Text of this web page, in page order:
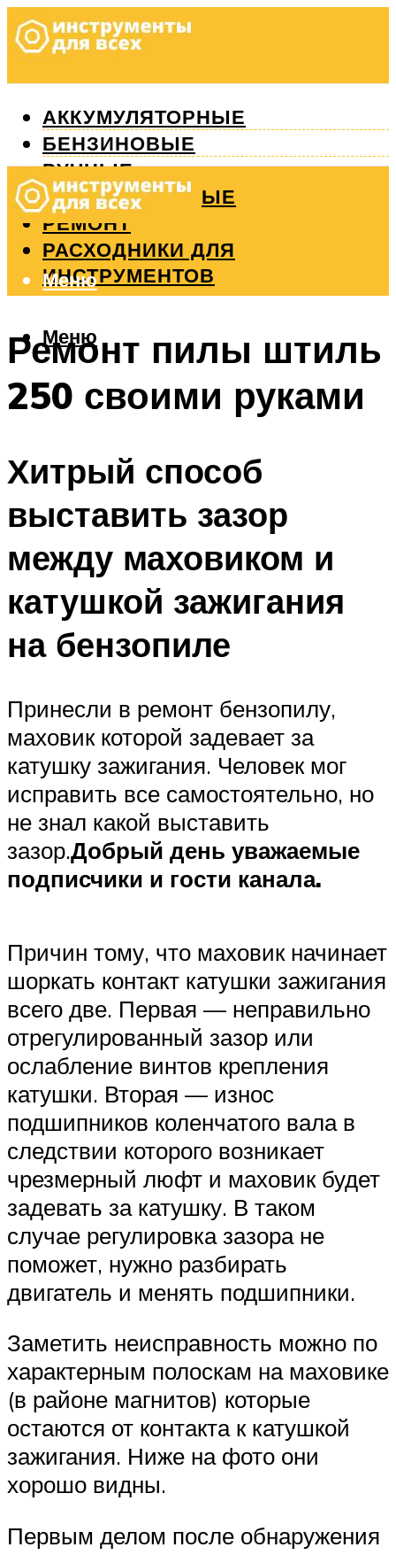
АККУМУЛЯТОРНЫЕ
БЕНЗИНОВЫЕ
РУЧНЫЕ
ИЗМЕРИТЕЛЬНЫЕ
РЕМОНТ
РАСХОДНИКИ ДЛЯ
ИНСТРУМЕНТОВ
Меню
Меню
Ремонт пилы штиль
250 своими руками
Хитрый способ
выставить зазор
между маховиком и
катушкой зажигания
на бензопиле
Принесли в ремонт бензопилу,
маховик которой задевает за
катушку зажигания. Человек мог
исправить все самостоятельно, но
не знал какой выставить
зазор.Добрый день уважаемые
подписчики и гости канала.
Причин тому, что маховик начинает
шоркать контакт катушки зажигания
всего две. Первая — неправильно
отрегулированный зазор или
ослабление винтов крепления
катушки. Вторая — износ
подшипников коленчатого вала в
следствии которого возникает
чрезмерный люфт и маховик будет
задевать за катушку. В таком
случае регулировка зазора не
поможет, нужно разбирать
двигатель и менять подшипники.
Заметить неисправность можно по
характерным полоскам на маховике
(в районе магнитов) которые
остаются от контакта к катушкой
зажигания. Ниже на фото они
хорошо видны.
Первым делом после обнаружения